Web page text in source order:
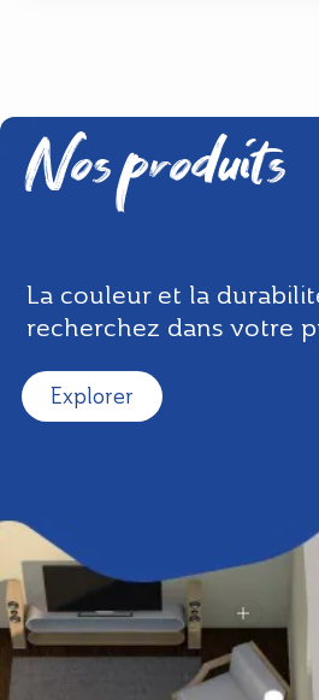
Nos produits
La couleur et la
recherchez dans votre
Explorer